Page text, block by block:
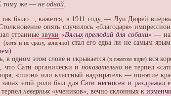
тому же — не одной.
было..., кажется, в 1911 году, — Луи Дюрей
опять случилось «благодаря»
странные звуки «Вялыхпрелюдий для собаки» — на
(хотя и не сразу, конечно) стал его едва ли не самым
)...
одном этом слове и скрывается(в сжатом виде) вся
что Сати органически и показательноне терпел
«пион» или классный надзиратель — понятие
этой роли был для Сати несносен и раздражал
неверных «учеников», вечно склонных к